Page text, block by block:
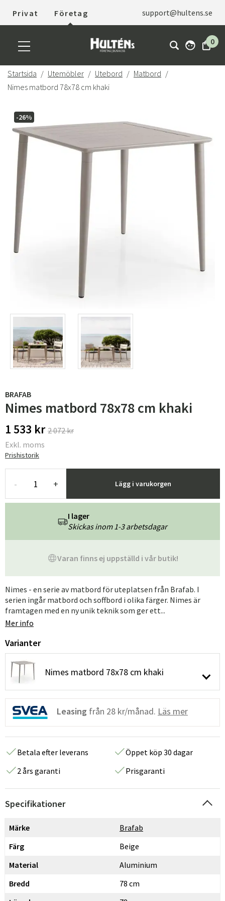
Privat Företag support@hultens.se
0
Startsida Utemöbler Utebord
Matbord
Nimes matbord 78x78 cm khaki
-26%
BRAFAB
Nimes matbord 78x78 cm khaki
1 533 kr 2 072 kr
Exkl. moms
Prishistorik
- + Lägg i varukorgen
Varan finns ej uppställd i vår butik!
I lager
Skickas inom 1-3 arbetsdagar
Nimes - en serie av matbord för uteplatsen från Brafab. I
serien ingår matbord och soffbord i olika färger. Nimes är
framtagen med en ny unik teknik som ger ett...
Mer info
Varianter
Nimes matbord 78x78 cm khaki
Leasing från 28 kr/månad. Läs mer
Betala efter leverans
Öppet köp 30 dagar
2 års garanti
Prisgaranti
Specifikationer
Märke
Brafab
Färg
Beige
Material
Aluminium
Bredd
78 cm